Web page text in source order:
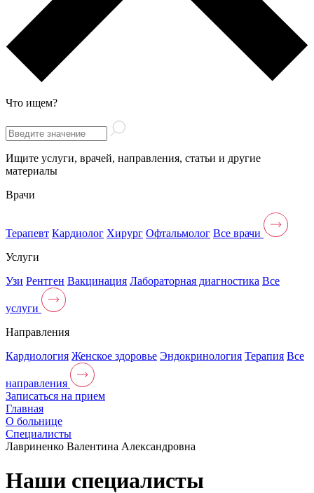
Что ищем?
Ищите услуги, врачей, направления, статьи и другие
материалы
Врачи
Терапевт Кардиолог Хирург Офтальмолог Все врачи
Услуги
Узи Рентген Вакцинация Лабораторная диагностика Все
услуги
Направления
Кардиология Женское здоровье Эндокринология Терапия Все
направления
Записаться на прием
Главная
О больнице
Специалисты
Лавриненко Валентина Александровна
Наши специалисты